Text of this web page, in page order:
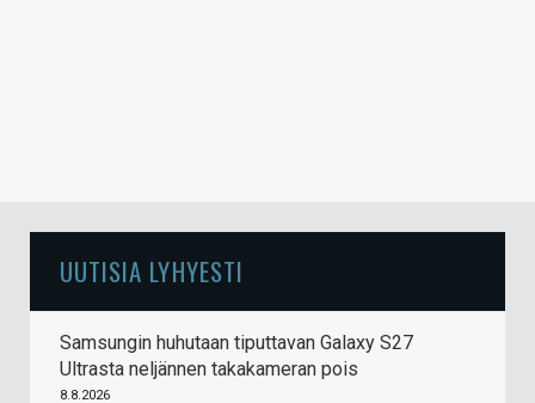
UUTISIA LYHYESTI
Samsungin huhutaan tiputtavan Galaxy S27
Ultrasta neljännen takakameran pois
8.8.2026